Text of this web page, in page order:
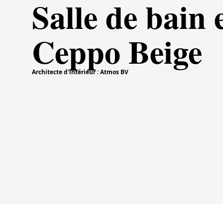
Salle de bain
Ceppo Beige
Architecte d'intérieur : Atmos BV